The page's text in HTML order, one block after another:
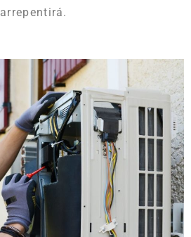
arrepentirá.